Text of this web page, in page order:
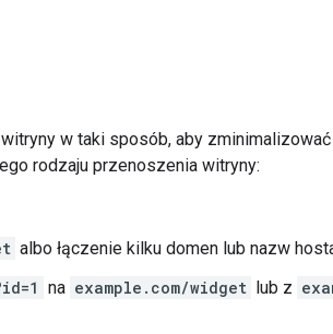
w taki sposób, aby
rodzaju przenoszenia witryny:
albo łączenie kilku domen lub nazw
na example.com/widget lub z